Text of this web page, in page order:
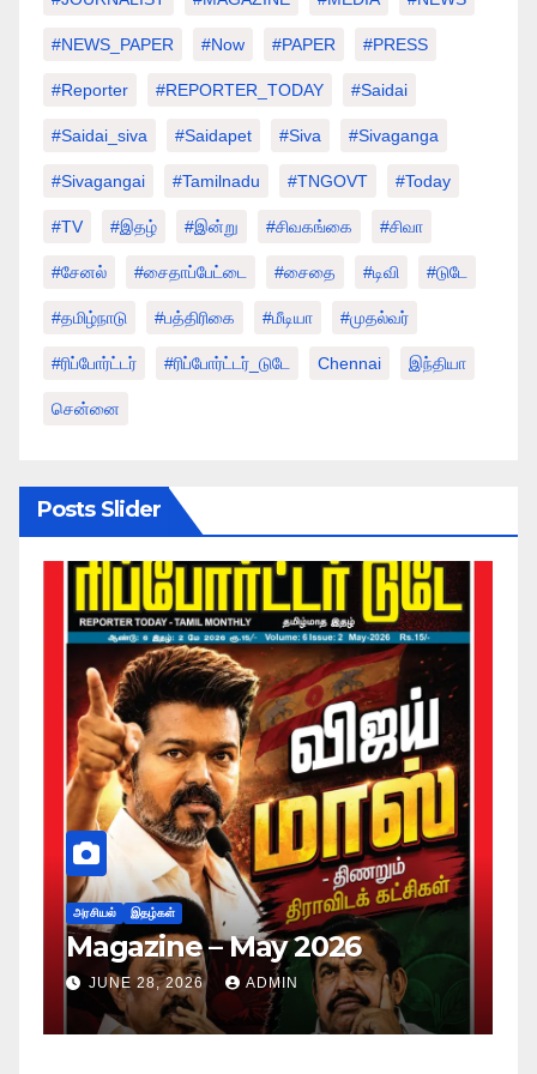
#NEWS_PAPER #Now #PAPER #PRESS
#Reporter #REPORTER_TODAY #saidai
#saidai_siva #saidapet #Siva #Sivaganga
#sivagangai #tamilnadu #TNGOVT #today
#TV #இதழ் #இன்று #சிவகங்கை #சிவா
#சேனல் #சைதாப்பேட்டை #சைதை #டிவி #டுடே
#தமிழ்நாடு #பத்திரிகை #மீடியா #முதல்வர்
#ரிப்போர்ட்டர் #ரிப்போர்ட்டர்_டுடே Chennai இந்தியா
சென்னை
Posts Slider
அரசியல் இதழ்கள்
Magazine – May 2026
JUNE 28, 2026 ADMIN